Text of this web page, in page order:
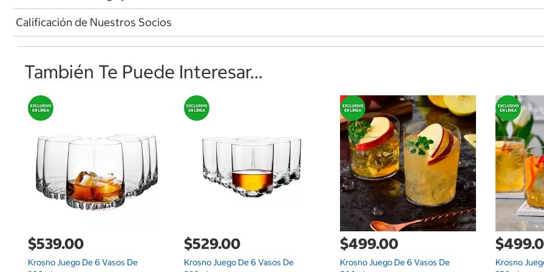
Calificación de Nuestros Socios
También Te Puede Interesar...
$539.00
Krosno Juego De 6 Vasos De
$529.00
Krosno Juego De 6 Vasos De
$499.00
Krosno Juego De 6 Vasos De
Krosno